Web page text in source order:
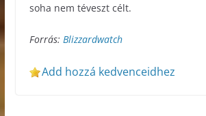
soha nem téveszt célt.
Forrás: Blizzardwatch
Add hozzá kedvenceidhez